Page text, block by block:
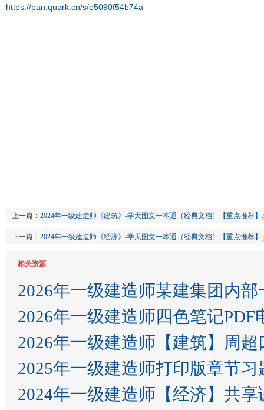
https://pan.quark.cn/s/e5090f54b74a
上一篇： 2024年一级建造师《建筑》-学天图文一本通（经典文档）【重点推荐】
下一篇： 2024年一级建造师《经济》-学天图文一本通（经典文档）【重点推荐】
相关资源
2026年一级建造师某建集团内
2026年一级建造师四色笔记PDF
2026年一级建造师【建筑】周超
2025年一级建造师打印版章节习
2024年一级建造师【经济】共